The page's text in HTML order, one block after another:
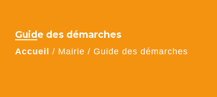
Guide des démarches
Accueil / Mairie / Guide des démarches